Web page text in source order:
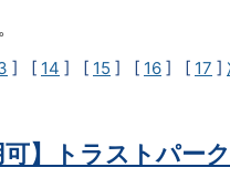
] [ 14 ] [ 15 ] [ 16 ] [ 17 ]
可】トラストパー